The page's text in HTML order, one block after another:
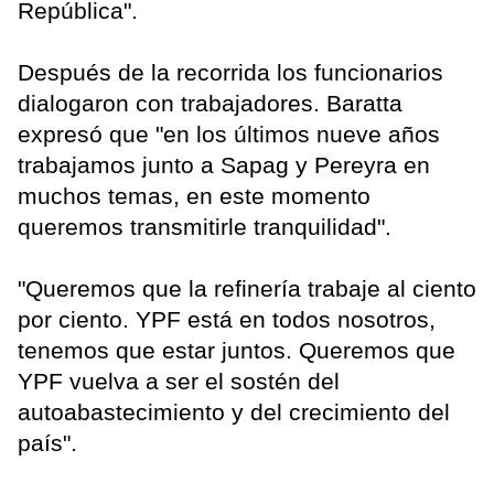
República".
Después de la recorrida los funcionarios
dialogaron con trabajadores. Baratta
expresó que "en los últimos nueve años
trabajamos junto a Sapag y Pereyra en
muchos temas, en este momento
queremos transmitirle tranquilidad".
"Queremos que la refinería trabaje al ciento
por ciento. YPF está en todos nosotros,
tenemos que estar juntos. Queremos que
YPF vuelva a ser el sostén del
autoabastecimiento y del crecimiento del
país".